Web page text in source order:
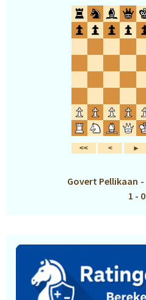
Govert Pellikaan -
1 - 0